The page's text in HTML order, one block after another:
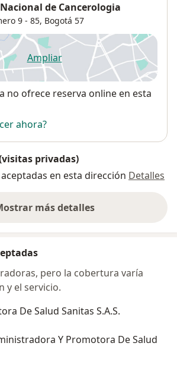
de Cancerologia
9 - 85, Bogotá 57
Ampliarse abre en una nueva
no ofrece reserva online en esta
ahora?
privadas)
en esta dirección Detalles
más detalles
sobre la dirección
pero la cobertura varía
y el servicio.
De Salud Sanitas S.A.S.
Y Promotora De Salud